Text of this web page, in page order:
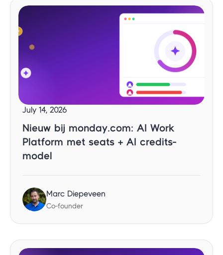
July 14, 2026
Nieuw bij monday.com: AI Work
Platform met seats + AI credits-
model
Marc Diepeveen
Co-founder